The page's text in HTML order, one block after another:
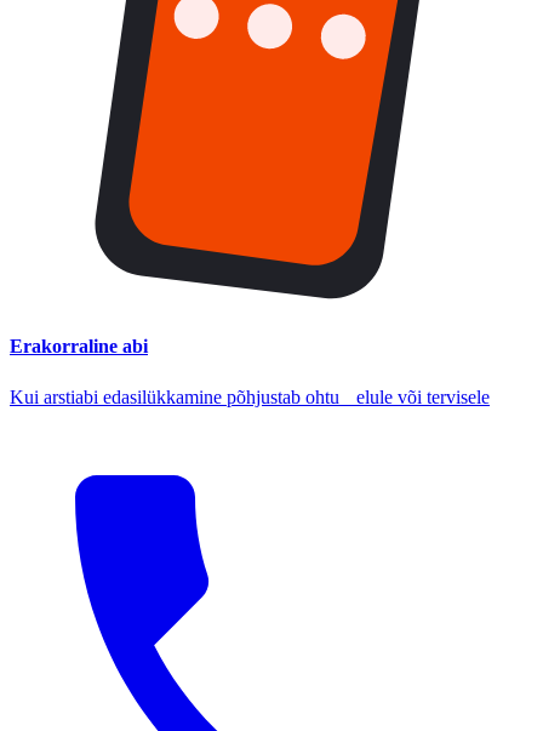
Erakorraline abi
Kui arstiabi edasilükkamine põhjustab ohtu elule või tervisele